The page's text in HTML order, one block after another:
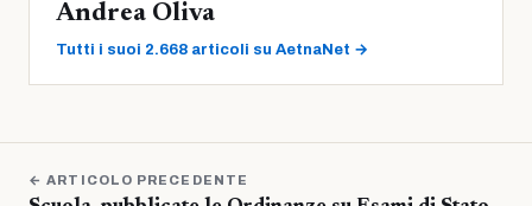
Andrea Oliva
Tutti i suoi 2.668 articoli su AetnaNet →
← ARTICOLO PRECEDENTE